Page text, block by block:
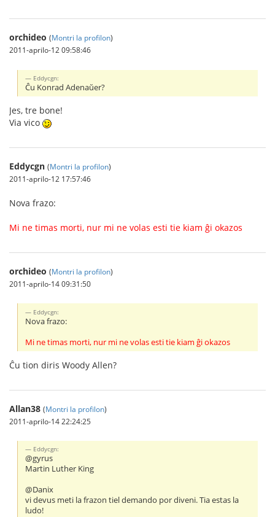
orchideo (Montri la profilon)
2011-aprilo-12 09:58:46
Eddycgn:
Ĉu Konrad Adenaŭer?
Jes, tre bone!
Via vico
Eddycgn (Montri la profilon)
2011-aprilo-12 17:57:46
Nova frazo:
Mi ne timas morti, nur mi ne volas esti tie kiam ĝi okazos
orchideo (Montri la profilon)
2011-aprilo-14 09:31:50
Eddycgn:
Nova frazo:
Mi ne timas morti, nur mi ne volas esti tie kiam ĝi okazos
Ĉu tion diris Woody Allen?
Allan38 (Montri la profilon)
2011-aprilo-14 22:24:25
Eddycgn:
@gyrus
Martin Luther King
@Danix
vi devus meti la frazon tiel demando por diveni. Tia estas la
ludo!